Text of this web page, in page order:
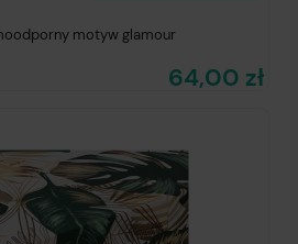
motyw glamour
64,00 zł